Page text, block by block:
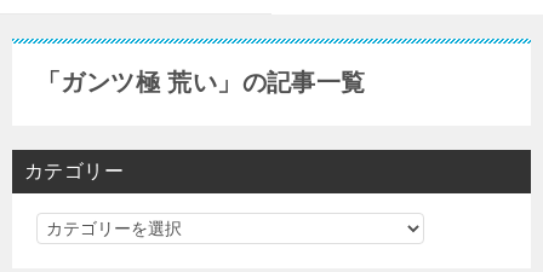
「ガンツ極 荒い」の記事一覧
カテゴリー
カ